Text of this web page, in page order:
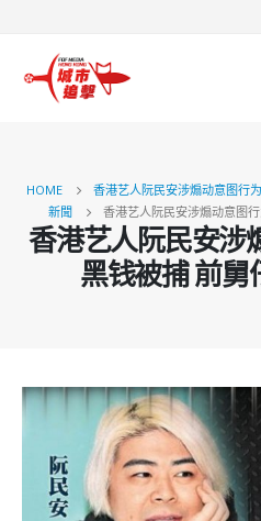
HOME
香港艺人阮民安涉煽动意图行
新聞
香港艺人阮民安涉煽动意图
香港艺人阮民安涉
黑钱被捕 前舅